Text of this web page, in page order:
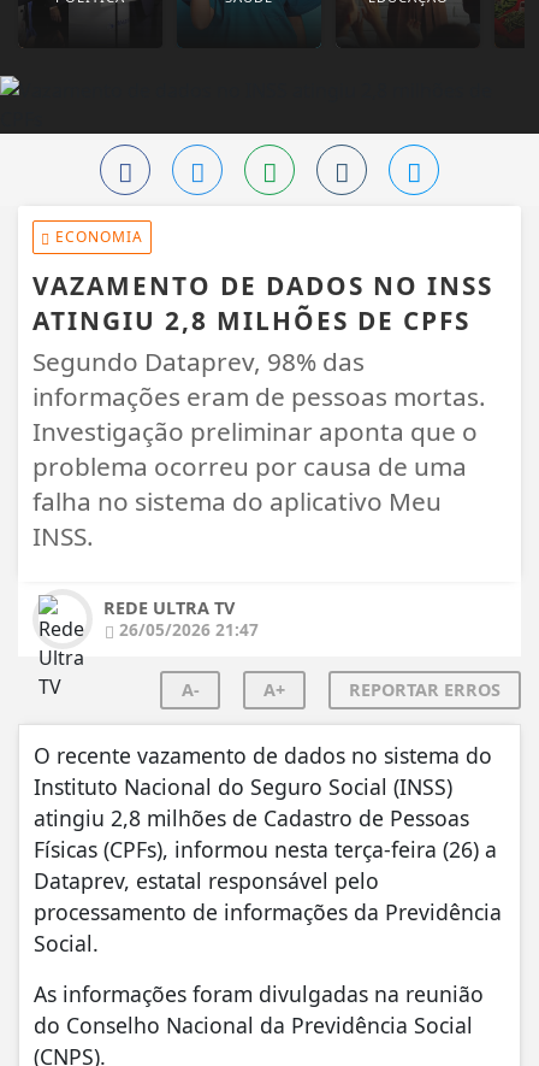
ECONOMIA
VAZAMENTO DE DADOS NO INSS
ATINGIU 2,8 MILHÕES DE CPFS
Segundo Dataprev, 98% das
informações eram de pessoas mortas.
Investigação preliminar aponta que o
problema ocorreu por causa de uma
falha no sistema do aplicativo Meu
INSS.
REDE ULTRA TV
26/05/2026 21:47
A- A+ REPORTAR ERROS
O recente vazamento de dados no sistema do
Instituto Nacional do Seguro Social (INSS)
atingiu 2,8 milhões de Cadastro de Pessoas
Físicas (CPFs), informou nesta terça-feira (26) a
Dataprev, estatal responsável pelo
processamento de informações da Previdência
Social.
As informações foram divulgadas na reunião
do Conselho Nacional da Previdência Social
(CNPS).